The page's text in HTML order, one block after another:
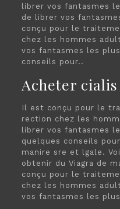
librer vos fantasmes
de librer vos
conçu pour le
chez les hommes
vos fantasmes les
conseils pour..
Acheter
Il est conçu pour le
rection chez les
librer vos fantasmes
quelques conseils
manire sre et lgale.
obtenir du Viagra de
conçu pour le
chez les hommes
vos fantasmes les